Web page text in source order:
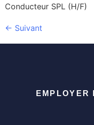
Conducteur SPL (H/F)
← Suivant
EMPLOYER